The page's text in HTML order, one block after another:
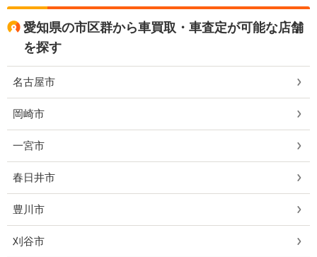
愛知県の市区群から車買取・車査定が可能な店舗
を探す
名古屋市
岡崎市
一宮市
春日井市
豊川市
刈谷市